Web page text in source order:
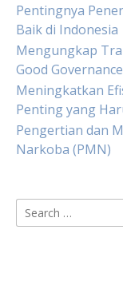
Pentingnya
Baik di Indonesia
Mengungkap
Good Governance
Meningkatkan
Penting yang
Pengertian dan
Narkoba (PMN)
Search
for: